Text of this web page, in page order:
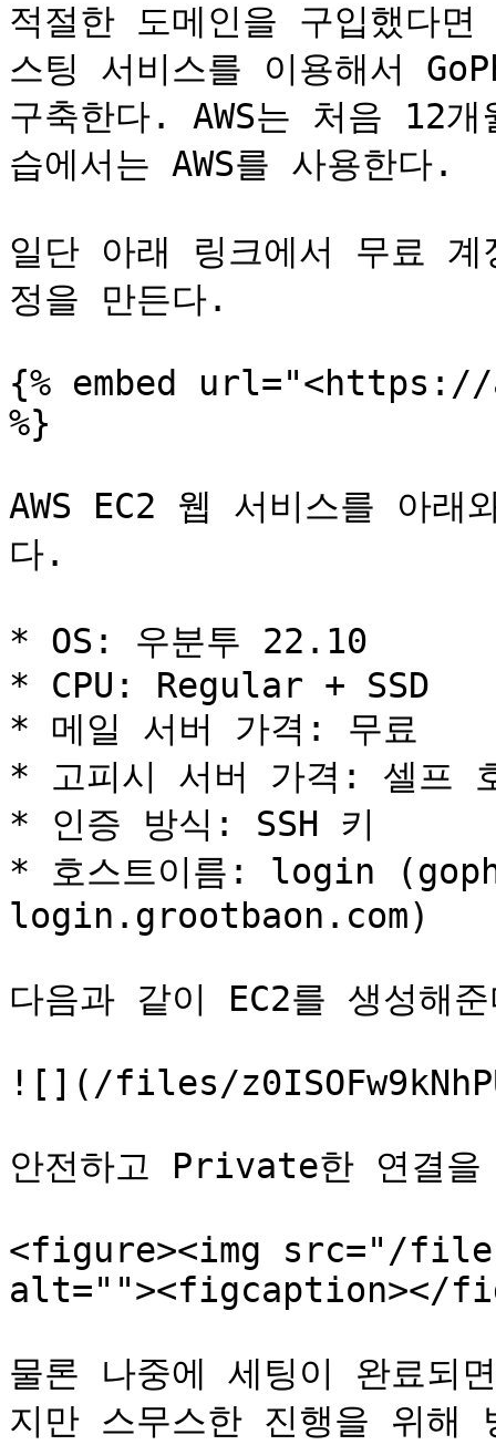
적절한 도메인을 구입했다
스팅 서비스를 이용해서
구축한다. AWS는 처음 12
습에서는 AWS를 사용한다.
일단 아래 링크에서 무료
정을 만든다.
{% embed url="<https://
%}
AWS EC2 웹 서비스를 아래
다.
* OS: 우분투 22.10
* CPU: Regular + SSD
* 메일 서버 가격: 무료
* 고피시 서버 가격: 셀프
* 인증 방식: SSH 키
* 호스트이름: login
login.grootbaon.com)
다음과 같이 EC2를 생성해
![](/files/
안전하고 Private한 연결을
<figure><img src="/files/
alt=""><figcaption></
물론 나중에 세팅이 완료되
지만 스무스한 진행을 위해